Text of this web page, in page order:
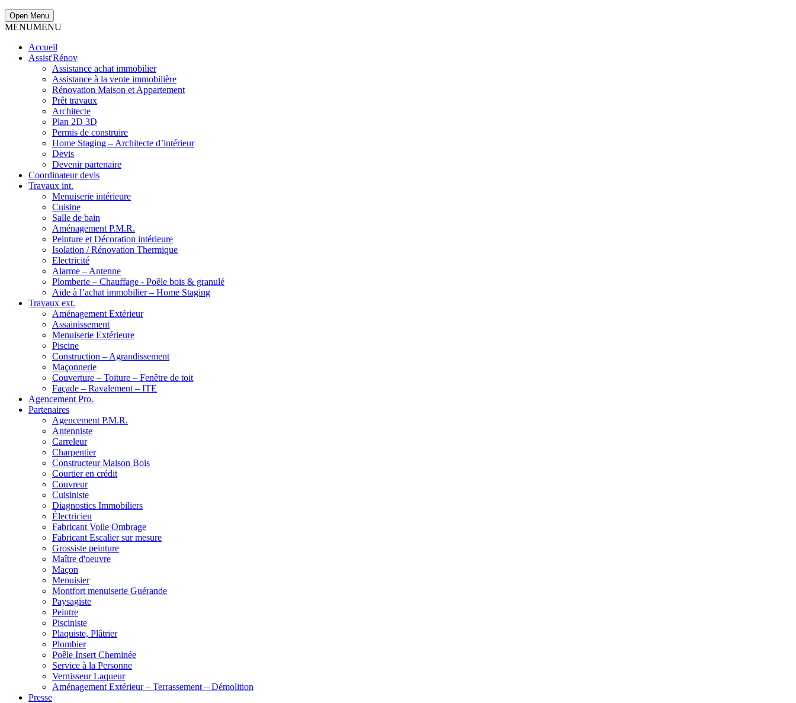
Open Menu
MENUMENU
Accueil
Assist'Rénov
Assistance achat immobilier
Assistance à la vente immobilière
Rénovation Maison et Appartement
Prêt travaux
Architecte
Plan 2D 3D
Permis de construire
Home Staging – Architecte d’intérieur
Devis
Devenir partenaire
Coordinateur devis
Travaux int.
Menuiserie intérieure
Cuisine
Salle de bain
Aménagement P.M.R.
Peinture et Décoration intérieure
Isolation / Rénovation Thermique
Electricité
Alarme – Antenne
Plomberie – Chauffage - Poêle bois & granulé
Aide à l’achat immobilier – Home Staging
Travaux ext.
Aménagement Extérieur
Assainissement
Menuiserie Extérieure
Piscine
Construction – Agrandissement
Maçonnerie
Couverture – Toiture – Fenêtre de toit
Façade – Ravalement – ITE
Agencement Pro.
Partenaires
Agencement P.M.R.
Antenniste
Carreleur
Charpentier
Constructeur Maison Bois
Courtier en crédit
Couvreur
Cuisiniste
Diagnostics Immobiliers
Électricien
Fabricant Voile Ombrage
Fabricant Escalier sur mesure
Grossiste peinture
Maître d'oeuvre
Maçon
Menuisier
Montfort menuiserie Guérande
Paysagiste
Peintre
Pisciniste
Plaquiste, Plâtrier
Plombier
Poêle Insert Cheminée
Service à la Personne
Vernisseur Laqueur
Aménagement Extérieur – Terrassement – Démolition
Presse